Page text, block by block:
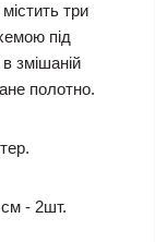
три
під
змішаній
полотно.
- 2шт.